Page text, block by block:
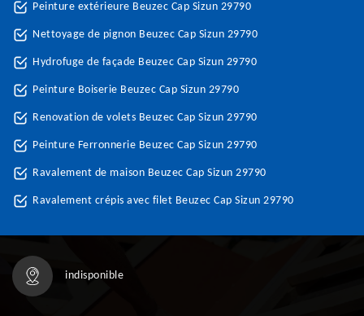
Peinture extérieure Beuzec Cap Sizun 29790
Nettoyage de pignon Beuzec Cap Sizun 29790
Hydrofuge de façade Beuzec Cap Sizun 29790
Peinture Boiserie Beuzec Cap Sizun 29790
Renovation de volets Beuzec Cap Sizun 29790
Peinture Ferronnerie Beuzec Cap Sizun 29790
Ravalement de maison Beuzec Cap Sizun 29790
Ravalement crépis avec filet Beuzec Cap Sizun 29790
indisponible